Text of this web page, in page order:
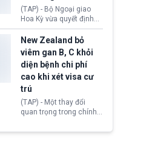
(IEEPA). Động thái này
diễn ra sau phán quyết
hồi tháng 2 bởi Tòa án
Tối cao Hoa Kỳ
(SCOTUS) khi tuyên bố,
việc áp thuế diện rộng là
hoàn toàn bất hợp pháp.
(TAP) - Bộ Ngoại giao
Hoa Kỳ vừa quyết định
thu hồi thị thực (visa)
của bà Maria Luiza
Ribeiro Viotti - Đại sứ
Brazil tại Washington.
Động thái trên diễn ra
trong bối cảnh tranh
chấp ngoại giao giữa
chính quyền Tổng thống
Donald Trump và chính
phủ cánh tả Tổng thống
New Zealand bỏ
viêm gan B, C khỏi
diện bệnh chi phí
cao khi xét visa cư
trú
(TAP) - Một thay đổi
quan trọng trong chính
Zealand đang mở ra